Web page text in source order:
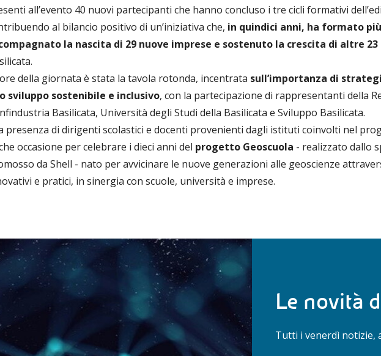
all’evento 40 nuovi partecipanti che hanno concluso i tre cicli formativi
al bilancio positivo di un’iniziativa che, in quindici anni, ha formato
la nascita di 29 nuove imprese e sostenuto la crescita di altre
della giornata è stata la tavola rotonda, incentrata sull’importanza di
sviluppo sostenibile e inclusivo, con la partecipazione di rappresentanti della
Basilicata, Università degli Studi della Basilicata e Sviluppo Basilicata.
presenza di dirigenti scolastici e docenti provenienti dagli istituti coinvolti nel
occasione per celebrare i dieci anni del progetto Geoscuola - realizzato dallo
da Shell - nato per avvicinare le nuove generazioni alle geoscienze
e pratici, in sinergia con scuole, università e imprese.
Le novità
Tutti i venerdì notizie,